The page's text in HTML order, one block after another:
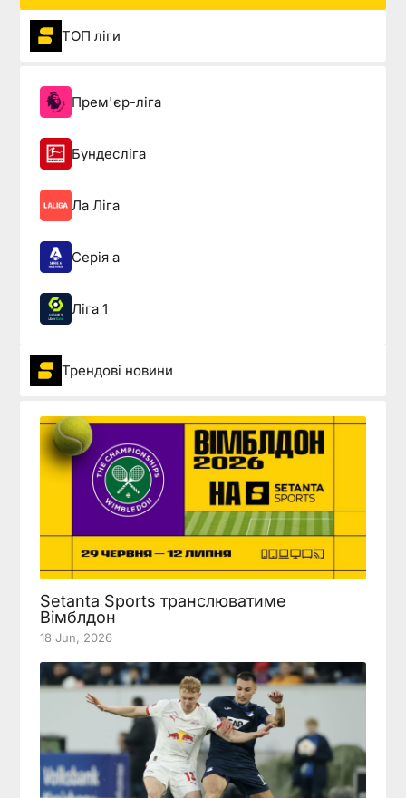
ТОП ліги
Прем'єр-ліга
Бундесліга
Ла Ліга
Серія а
Ліга 1
Трендові новини
Setanta Sports транслюватиме
Вімблдон
18 Jun, 2026